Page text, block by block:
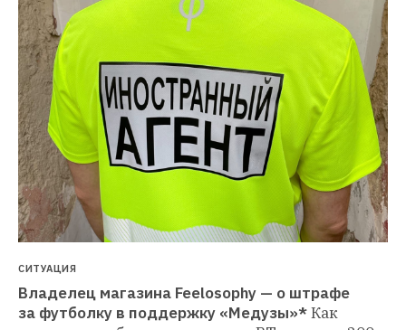
СИТУАЦИЯ
Владелец магазина Feelosophy — о штрафе
за футболку в поддержку «Медузы»*Как